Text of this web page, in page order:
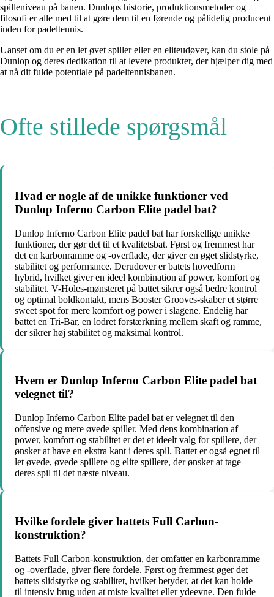
spilleniveau på banen. Dunlops historie, produktionsmetoder og
filosofi er alle med til at gøre dem til en førende og pålidelig producent
inden for padeltennis.
Uanset om du er en let øvet spiller eller en eliteudøver, kan du stole på
Dunlop og deres dedikation til at levere produkter, der hjælper dig med
at nå dit fulde potentiale på padeltennisbanen.
Ofte stillede spørgsmål
Hvad er nogle af de unikke funktioner ved
Dunlop Inferno Carbon Elite padel bat?
Dunlop Inferno Carbon Elite padel bat har forskellige unikke
funktioner, der gør det til et kvalitetsbat. Først og fremmest har
det en karbonramme og -overflade, der giver en øget slidstyrke,
stabilitet og performance. Derudover er batets hovedform
hybrid, hvilket giver en ideel kombination af power, komfort og
stabilitet. V-Holes-mønsteret på battet sikrer også bedre kontrol
og optimal boldkontakt, mens Booster Grooves-skaber et større
sweet spot for mere komfort og power i slagene. Endelig har
battet en Tri-Bar, en lodret forstærkning mellem skaft og ramme,
der sikrer høj stabilitet og maksimal kontrol.
Hvem er Dunlop Inferno Carbon Elite padel bat
velegnet til?
Dunlop Inferno Carbon Elite padel bat er velegnet til den
offensive og mere øvede spiller. Med dens kombination af
power, komfort og stabilitet er det et ideelt valg for spillere, der
ønsker at have en ekstra kant i deres spil. Battet er også egnet til
let øvede, øvede spillere og elite spillere, der ønsker at tage
deres spil til det næste niveau.
Hvilke fordele giver battets Full Carbon-
konstruktion?
Battets Full Carbon-konstruktion, der omfatter en karbonramme
og -overflade, giver flere fordele. Først og fremmest øger det
battets slidstyrke og stabilitet, hvilket betyder, at det kan holde
til intensiv brug uden at miste kvalitet eller ydeevne. Den fulde